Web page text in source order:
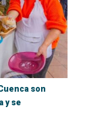
son
y se